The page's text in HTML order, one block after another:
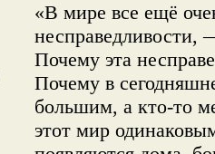
«В мире все ещё
Почему эта
Почему в
большим, а кто-то
этот мир